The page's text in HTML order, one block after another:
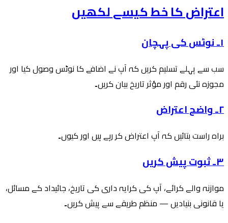
اعتراض کا خط کیسے لکھیں
۱۔ نوٹس کی پہچان
سب سے پہلے تسلیم کریں کہ آپ نے اضافے کا نوٹس وصول کیا اور
مجوزہ نئی رقم اور مؤثر تاریخ بیان کریں۔
۲۔ واضح اعتراض
براہ راست بتائیں کہ آپ اعتراض کر رہے ہیں اور کیوں۔
۳۔ ثبوت پیش کریں
موازنہ والے کرائے، آپ کی کرایہ داری کی تاریخ، جائیداد کے مسائل،
یا قانونی بنیادیں — منظم طریقے سے پیش کریں۔